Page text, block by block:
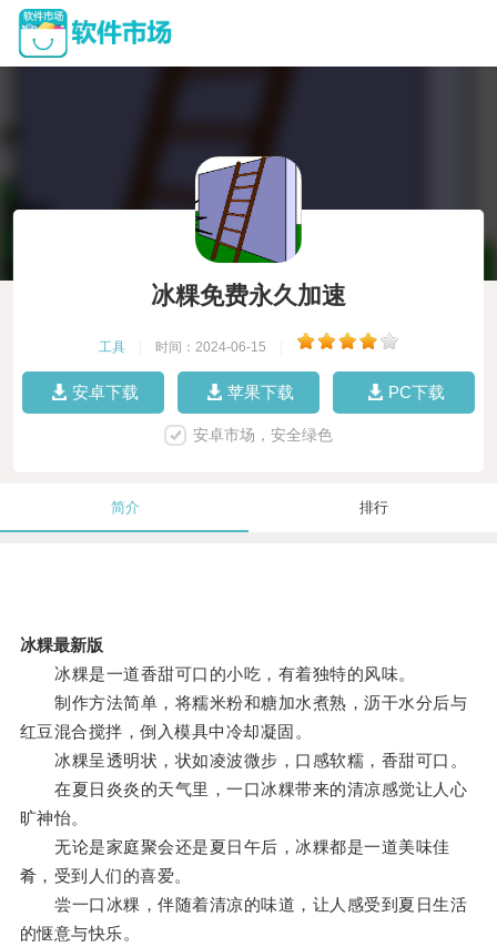
冰粿免费永久加速
工具 时间：2024-06-15
安卓下载 苹果下载 PC下载
安卓市场，安全绿色
简介 排行
冰粿最新版
冰粿是一道香甜可口的小吃，有着独特的风味。
制作方法简单，将糯米粉和糖加水煮熟，沥干水分后与
红豆混合搅拌，倒入模具中冷却凝固。
冰粿呈透明状，状如凌波微步，口感软糯，香甜可口。
在夏日炎炎的天气里，一口冰粿带来的清凉感觉让人心
旷神怡。
无论是家庭聚会还是夏日午后，冰粿都是一道美味佳
肴，受到人们的喜爱。
尝一口冰粿，伴随着清凉的味道，让人感受到夏日生活
的惬意与快乐。